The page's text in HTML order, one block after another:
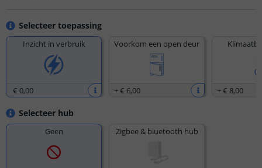
Selecteer toepassing
Inzicht in verbruik
€ 0,00
Voorkom een open deur
+€ 6,00 +€ 8,00
Selecteer hub
Geen Zigbee & bluetooth hub